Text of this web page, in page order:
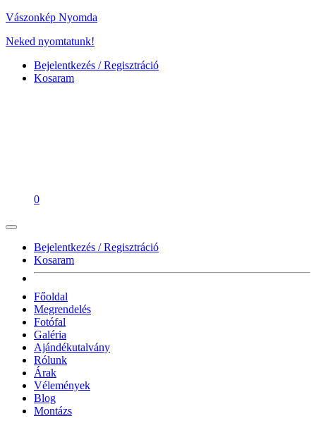
Vászonkép Nyomda
Neked nyomtatunk!
Bejelentkezés / Regisztráció
Kosaram
0
Bejelentkezés / Regisztráció
Kosaram
Főoldal
Megrendelés
Fotófal
Galéria
Ajándékutalvány
Rólunk
Árak
Vélemények
Blog
Montázs